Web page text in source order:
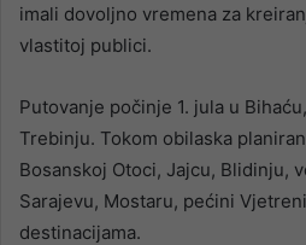
imali dovoljno vremena za
vlastitoj publici.
Putovanje počinje 1. jula u
Trebinju. Tokom obilaska
Bosanskoj Otoci, Jajcu, Blidinju,
Sarajevu, Mostaru, pećini
destinacijama.